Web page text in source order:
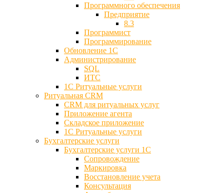
Программного обеспечения
Предприятие
8.3
Программист
Программирование
Обновление 1С
Администрирование
SQL
ИТС
1С Ритуальные услуги
Ритуальная CRM
CRM для ритуальных услуг
Приложение агента
Складское приложение
1С Ритуальные услуги
Бухгалтерские услуги
Бухгалтерские услуги 1С
Сопровождение
Маркировка
Восстановление учета
Консультация